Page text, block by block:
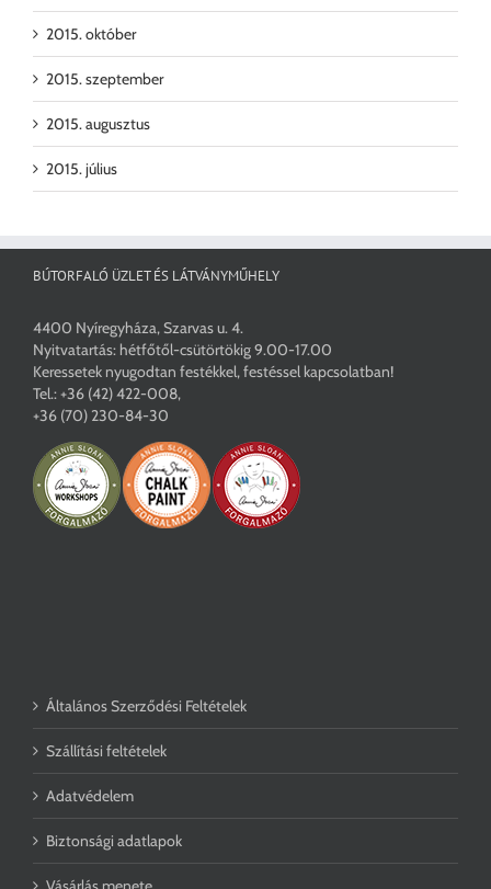
2015. október
2015. szeptember
2015. augusztus
2015. július
BÚTORFALÓ ÜZLET ÉS LÁTVÁNYMŰHELY
4400 Nyíregyháza, Szarvas u. 4.
Nyitvatartás: hétfőtől-csütörtökig 9.00-17.00
Keressetek nyugodtan festékkel, festéssel kapcsolatban!
Tel.:+36 (42) 422-008,
+36 (70) 230-84-30
Általános Szerződési Feltételek
Szállítási feltételek
Adatvédelem
Biztonsági adatlapok